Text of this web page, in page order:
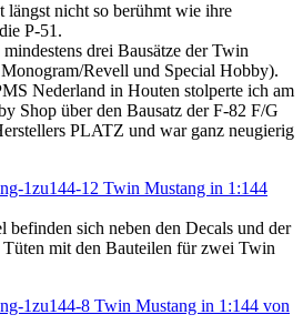
nicht so berühmt wie ihre
P-51.
drei Bausätze der Twin
Revell und Special Hobby).
Nederland in Houten stolperte ich am
Shop über den Bausatz der F-82 F/G
PLATZ und war ganz neugierig
befinden sich neben den Decals und der
Tüten mit den Bauteilen für zwei Twin